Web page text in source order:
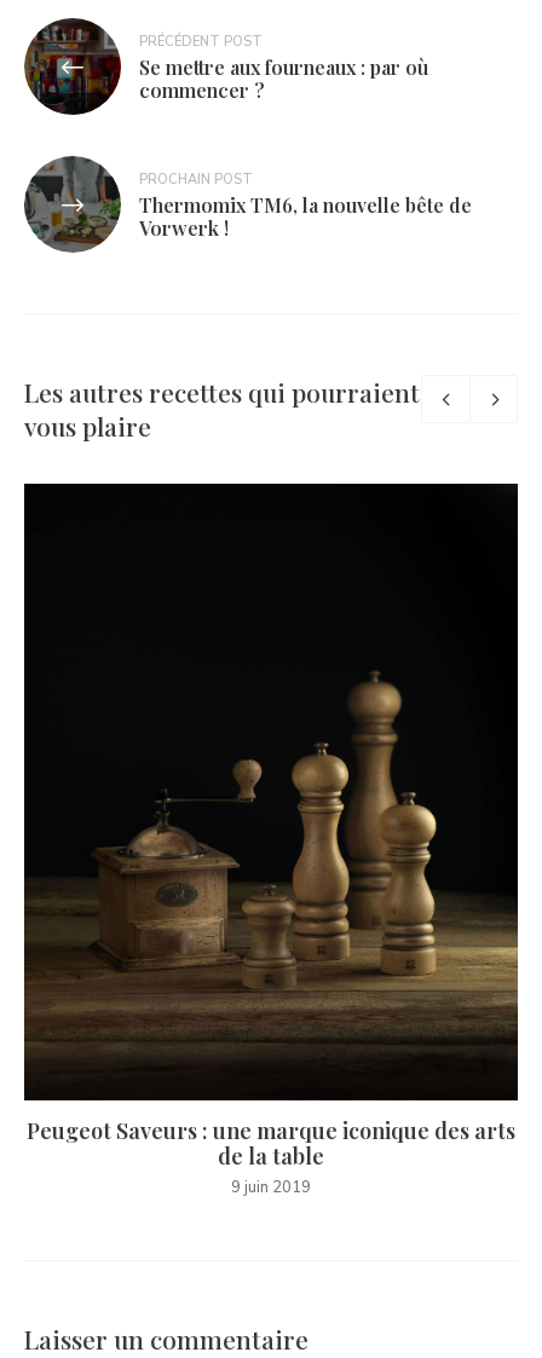
Navigation
de
l’article
PRÉCÉDENT POST
Se mettre aux fourneaux : par où
commencer ?
PROCHAIN POST
Thermomix TM6, la nouvelle bête de
Vorwerk !
Les autres recettes qui pourraient
vous plaire
Peugeot Saveurs : une marque iconique des arts
de la table
9 juin 2019
Laisser un commentaire